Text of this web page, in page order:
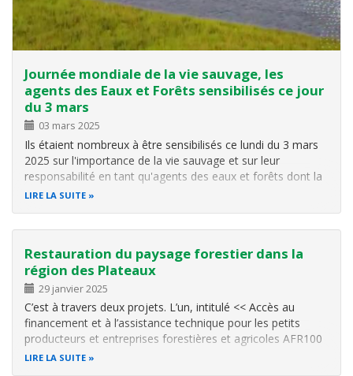
Journée mondiale de la vie sauvage, les
agents des Eaux et Forêts sensibilisés ce jour
du 3 mars
03 mars 2025
Ils étaient nombreux à être sensibilisés ce lundi du 3 mars
2025 sur l'importance de la vie sauvage et sur leur
responsabilité en tant qu'agents des eaux et forêts dont la
première mission est la conservation de la biodiversité à
LIRE LA SUITE
Restauration du paysage forestier dans la
région des Plateaux
29 janvier 2025
C’est à travers deux projets. L’un, intitulé << Accès au
financement et à l’assistance technique pour les petits
producteurs et entreprises forestières et agricoles AFR100
Togo/GER/BMZ >>, est officiellement mis en branle au
LIRE LA SUITE